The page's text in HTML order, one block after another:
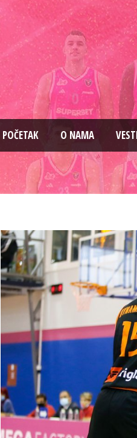
PОČETAK O NAMA